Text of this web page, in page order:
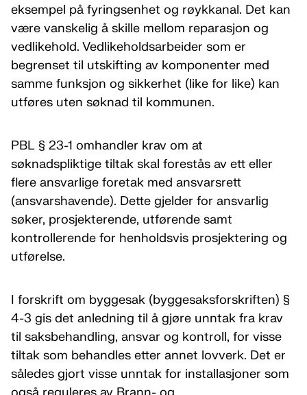
eksempel på fyringsenhet og røykkanal. Det kan
være vanskelig å skille mellom reparasjon og
vedlikehold. Vedlikeholdsarbeider som er
begrenset til utskifting av komponenter med
samme funksjon og sikkerhet (like for like) kan
utføres uten søknad til kommunen.
PBL § 23-1 omhandler krav om at
søknadspliktige tiltak skal forestås av ett eller
flere ansvarlige foretak med ansvarsrett
(ansvarshavende). Dette gjelder for ansvarlig
søker, prosjekterende, utførende samt
kontrollerende for henholdsvis prosjektering og
utførelse.
I forskrift om byggesak (byggesaksforskriften) §
4-3 gis det anledning til å gjøre unntak fra krav
til saksbehandling, ansvar og kontroll, for visse
tiltak som behandles etter annet lovverk. Det er
således gjort visse unntak for installasjoner som